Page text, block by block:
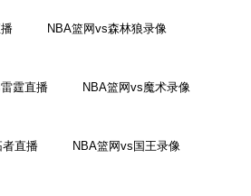
NBA篮网vs森林狼录像
霆直播 NBA篮网vs魔术录像
直播 NBA篮网vs国王录像